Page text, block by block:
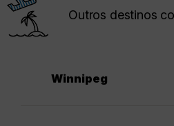
Outros destinos
Winnipeg